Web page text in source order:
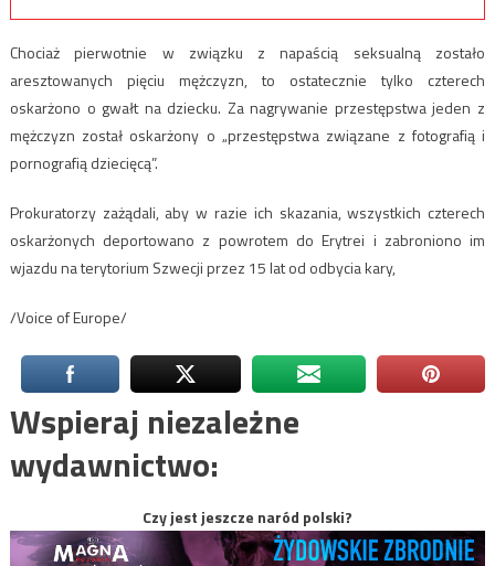
Chociaż pierwotnie w związku z napaścią seksualną zostało
aresztowanych pięciu mężczyzn, to ostatecznie tylko czterech
oskarżono o gwałt na dziecku. Za nagrywanie przestępstwa jeden z
mężczyzn został oskarżony o „przestępstwa związane z fotografią i
pornografią dziecięcą”.
Prokuratorzy zażądali, aby w razie ich skazania, wszystkich czterech
oskarżonych deportowano z powrotem do Erytrei i zabroniono im
wjazdu na terytorium Szwecji przez 15 lat od odbycia kary,
/Voice of Europe/
Wspieraj niezależne
wydawnictwo:
Czy jest jeszcze naród polski?